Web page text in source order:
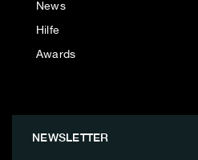
News
Hilfe
Awards
NEWSLETTER